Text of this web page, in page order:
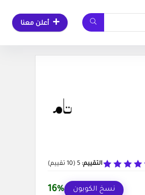
أعلن معنا
التقييم: 5
(
10 تقييم)
16% نسخ الكوبون